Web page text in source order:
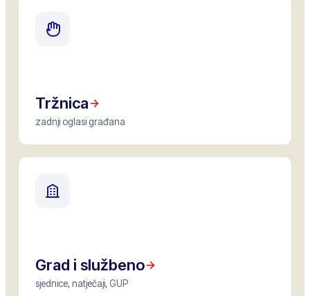
Tržnica
zadnji oglasi građana
Grad i službeno
sjednice, natječaji, GUP